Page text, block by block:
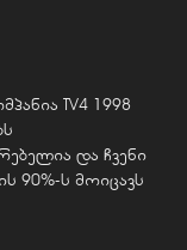
TV4 1998
და ჩვენი
90%-ს მოიცავს